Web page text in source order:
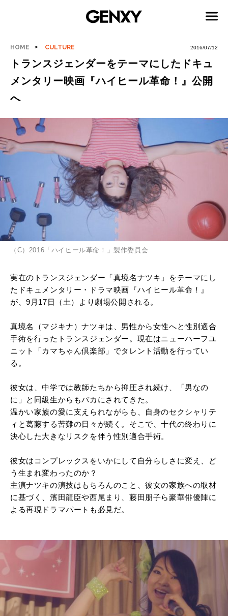
HOME CULTURE 2016/07/12
トランスジェンダーをテーマにしたドキュ
メンタリー映画『ハイヒール革命！』公開
へ
（C）2016「ハイヒール革命！」製作委員会
実在のトランスジェンダー「真境名ナツキ」をテーマにし
たドキュメンタリー・ドラマ映画『ハイヒール革命！』
が、9月17日（土）より劇場公開される。
真境名（マジキナ）ナツキは、男性から女性へと性別適合
手術を行ったトランスジェンダー。現在はニューハーフユ
ニット「カマちゃん倶楽部」でタレント活動を行ってい
る。
彼女は、中学では教師たちから抑圧され続け、「男なの
に」と同級生からもバカにされてきた。
温かい家族の愛に支えられながらも、自身のセクシャリテ
ィと葛藤する苦難の日々が続く。そこで、十代の終わりに
決心した大きなリスクを伴う性別適合手術。
彼女はコンプレックスをいかにして自分らしさに変え、ど
う生まれ変わったのか？
主演ナツキの演技はもちろんのこと、彼女の家族への取材
に基づく、濱田龍臣や西尾まり、藤田朋子ら豪華俳優陣に
よる再現ドラマパートも必見だ。